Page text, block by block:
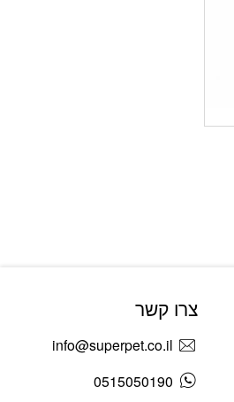
צרו קשר
info@superpet.co.il
0515050190